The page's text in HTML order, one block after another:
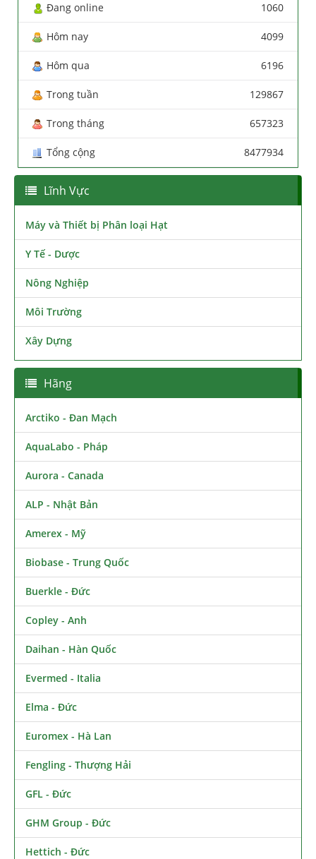
Đang online 1060
Hôm nay 4099
Hôm qua 6196
Trong tuần 129867
Trong tháng 657323
Tổng cộng 8477934
Lĩnh Vực
Máy và Thiết bị Phân loại Hạt
Y Tế - Dược
Nông Nghiệp
Môi Trường
Xây Dựng
Hãng
Arctiko - Đan Mạch
AquaLabo - Pháp
Aurora - Canada
ALP - Nhật Bản
Amerex - Mỹ
Biobase - Trung Quốc
Buerkle - Đức
Copley - Anh
Daihan - Hàn Quốc
Evermed - Italia
Elma - Đức
Euromex - Hà Lan
Fengling - Thượng Hải
GFL - Đức
GHM Group - Đức
Hettich - Đức